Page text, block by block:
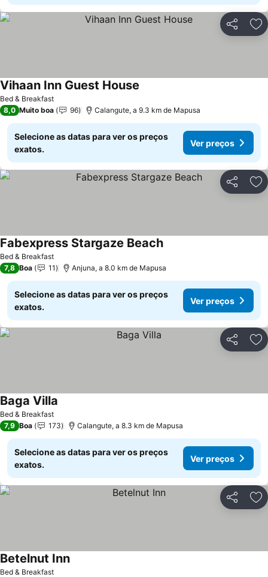
Partilhar
Bed & Breakfast
Vihaan Inn Guest House
8,0 Muito boa 96 Calangute, a 9.3 km de Mapusa
Selecione as datas para ver os preços
exatos.
Ver preços
Partilhar
Bed & Breakfast
Fabexpress Stargaze BeachVer preços
7,8 Boa 11 Anjuna, a 8.0 km de Mapusa
Selecione as datas para ver os preços
exatos.
Ver preços
Partilhar
Bed & Breakfast
Baga Villa
7,9 Boa 173 Calangute, a 8.3 km de Mapusa
Selecione as datas para ver os preços
exatos.
Ver preços
Partilhar
Bed & Breakfast
Betelnut InnVer preços